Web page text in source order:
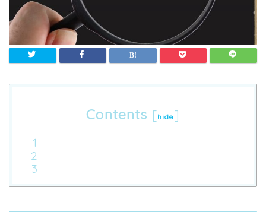
Contents [hide ]